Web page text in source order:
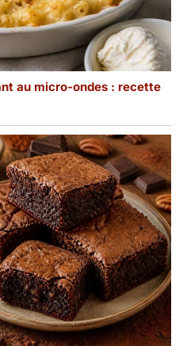
au micro-ondes : recette